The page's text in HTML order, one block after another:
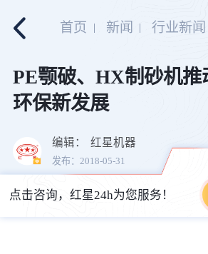
首页 新闻 行业新闻
PE颚破、HX制砂机推
环保新发展
编辑： 红星机器
发布：2018-05-31
点击咨询，红星24h为您服务！